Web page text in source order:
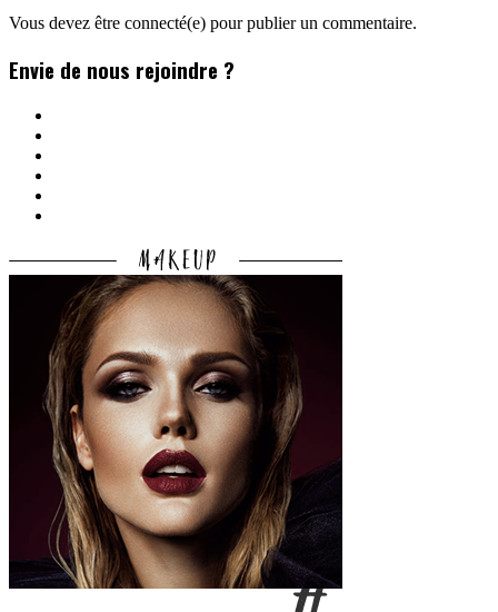
Vous devez être connecté(e) pour publier un commentaire.
Envie de nous rejoindre ?